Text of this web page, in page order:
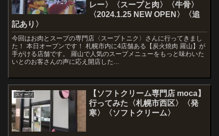
レー〉〈スープと肉〉〈牛骨〉
〈2024.1.25 NEW OPEN〉〈追
記あり〉
今回はお肉とスープの専門店〈スープトニク〉さんに行ってきまし
た！ 本日オープンです！ 札幌市内に4店舗ある【炭火焼肉 羅山】が
手がける店舗です。 羅山で人気のスープメニューをもっと味わいた
いとのお客さんの声に応え開店した...
スイーツ
【ソフトクリーム専門店 moca】
行ってみた〈札幌市西区〉〈発
寒〉〈ソフトクリーム〉